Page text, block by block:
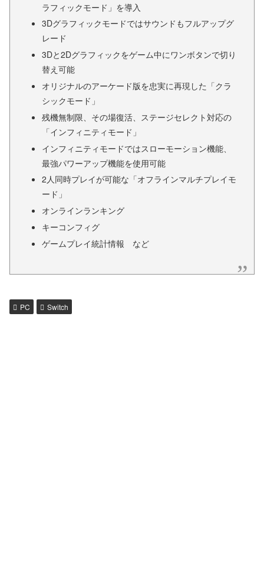
ラフィックモード」を導入
3Dグラフィックモードではサウンドもフルアップグ
レード
3Dと2Dグラフィックをゲーム中にワンボタンで切り
替え可能
オリジナルのアーケード版を忠実に再現した「クラ
シックモード」
残機無制限、その場復活、ステージセレクト対応の
「インフィニティモード」
インフィニティモードではスローモーション機能、
最強パワーアップ機能を使用可能
2人同時プレイが可能な「オフラインマルチプレイモ
ード」
オンラインランキング
キーコンフィグ
ゲームプレイ統計情報 など
PC Switch